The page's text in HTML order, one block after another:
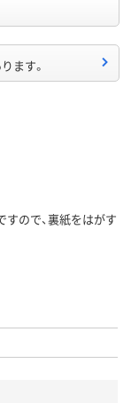
ます。
ので、裏紙をはがす